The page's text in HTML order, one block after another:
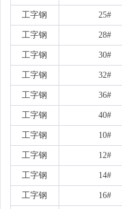
工字钢 25#
工字钢 28#
工字钢 30#
工字钢 32#
工字钢 36#
工字钢 40#
工字钢 10#
工字钢 12#
工字钢 14#
工字钢 16#